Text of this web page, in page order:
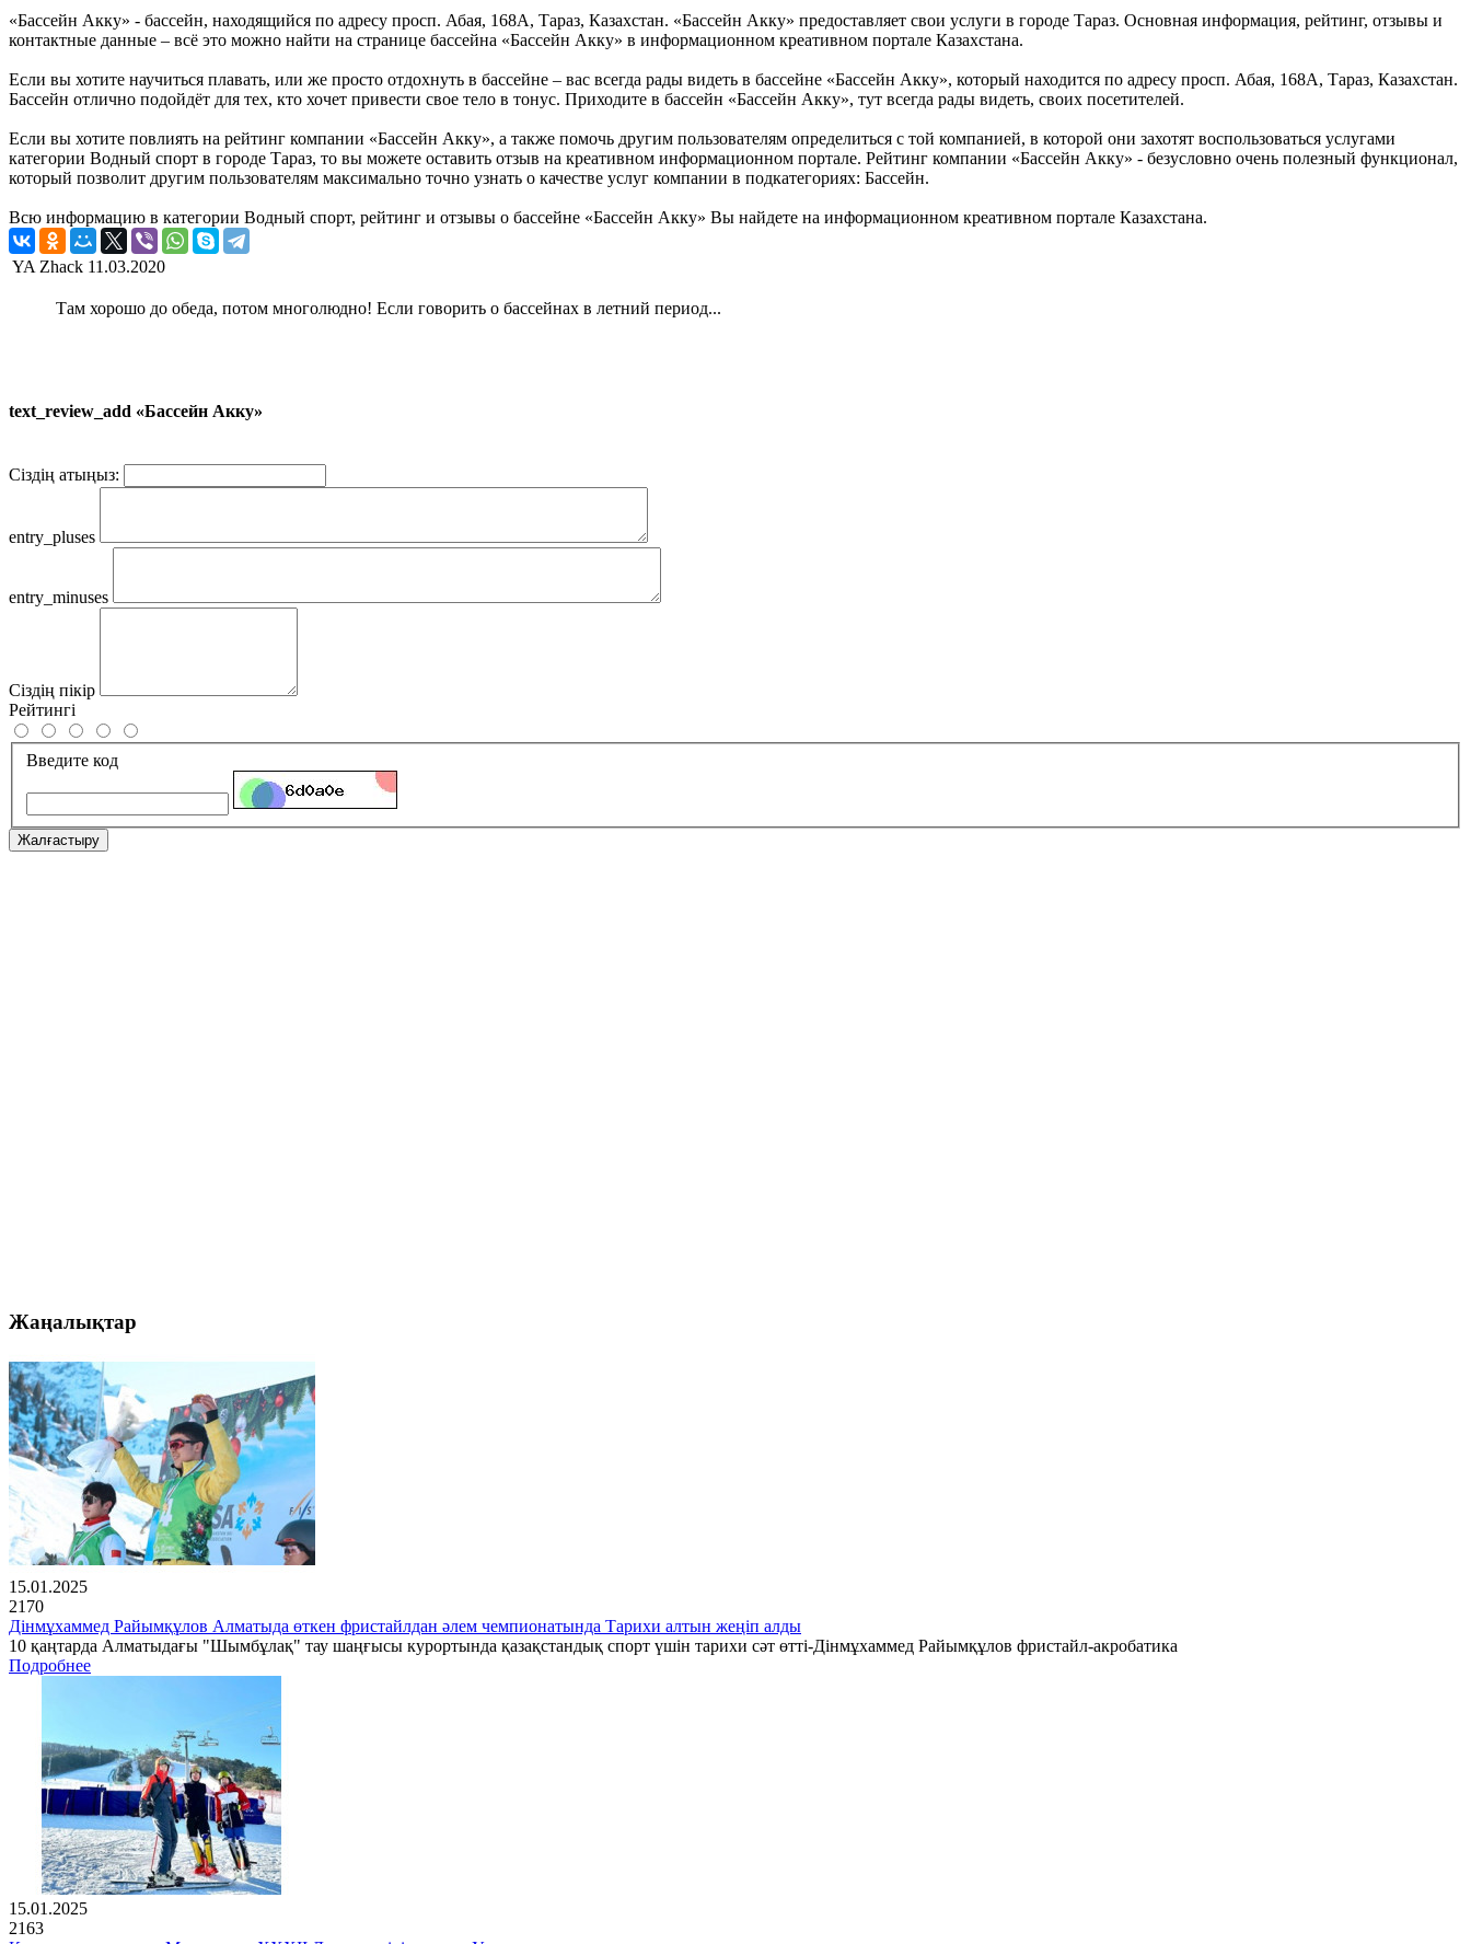
«Бассейн Акку» - бассейн, находящийся по адресу просп. Абая, 168А, Тараз, Казахстан. «Бассейн Акку» предоставляет свои услуги в городе Тараз. Основная информация, рейтинг, отзывы и
контактные данные – всё это можно найти на странице бассейна «Бассейн Акку» в информационном креативном портале Казахстана.
Если вы хотите научиться плавать, или же просто отдохнуть в бассейне – вас всегда рады видеть в бассейне «Бассейн Акку», который находится по адресу просп. Абая, 168А, Тараз, Казахстан.
Бассейн отлично подойдёт для тех, кто хочет привести свое тело в тонус. Приходите в бассейн «Бассейн Акку», тут всегда рады видеть, своих посетителей.
Если вы хотите повлиять на рейтинг компании «Бассейн Акку», а также помочь другим пользователям определиться с той компанией, в которой они захотят воспользоваться услугами
категории Водный спорт в городе Тараз, то вы можете оставить отзыв на креативном информационном портале. Рейтинг компании «Бассейн Акку» - безусловно очень полезный функционал,
который позволит другим пользователям максимально точно узнать о качестве услуг компании в подкатегориях: Бассейн.
Всю информацию в категории Водный спорт, рейтинг и отзывы о бассейне «Бассейн Акку» Вы найдете на информационном креативном портале Казахстана.
YA Zhack 11.03.2020
Там хорошо до обеда, потом многолюдно! Если говорить о бассейнах в летний период...
text_review_add «Бассейн Акку»
Сіздің атыңыз:
entry_pluses
entry_minuses
Сіздің пікір
Рейтингі
Введите код
Жалғастыру
Жаңалықтар
15.01.2025
2170
Дінмұхаммед Райымқұлов Алматыда өткен фристайлдан әлем чемпионатында Тарихи алтын жеңіп алды
10 қаңтарда Алматыдағы "Шымбұлақ" тау шаңғысы курортында қазақстандық спорт үшін тарихи сәт өтті-Дінмұхаммед Райымқұлов фристайл-акробатика
Подробнее
15.01.2025
2163